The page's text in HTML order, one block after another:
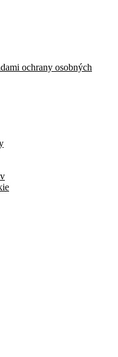
ochrany osobných